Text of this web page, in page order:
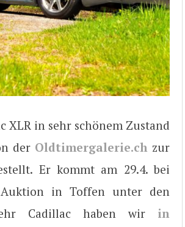
XLR in sehr schönem Zustand
der Oldtimergalerie.ch zur
Er kommt am 29.4. bei
in Toffen unter den
Cadillac haben wir in